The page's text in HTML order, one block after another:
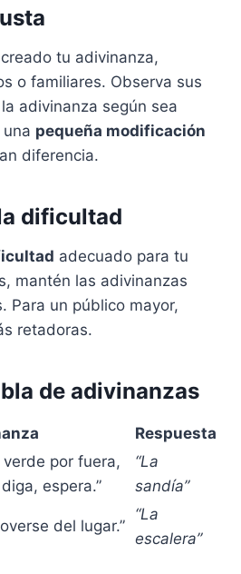
tu adivinanza,
o familiares. Observa sus
adivinanza según sea
pequeña modificación
diferencia.
dificultad
adecuado para tu
mantén las adivinanzas
Para un público mayor,
retadoras.
de adivinanzas
Respuesta
por fuera,
espera.”
“La
sandía”
del lugar.”
“La
escalera”